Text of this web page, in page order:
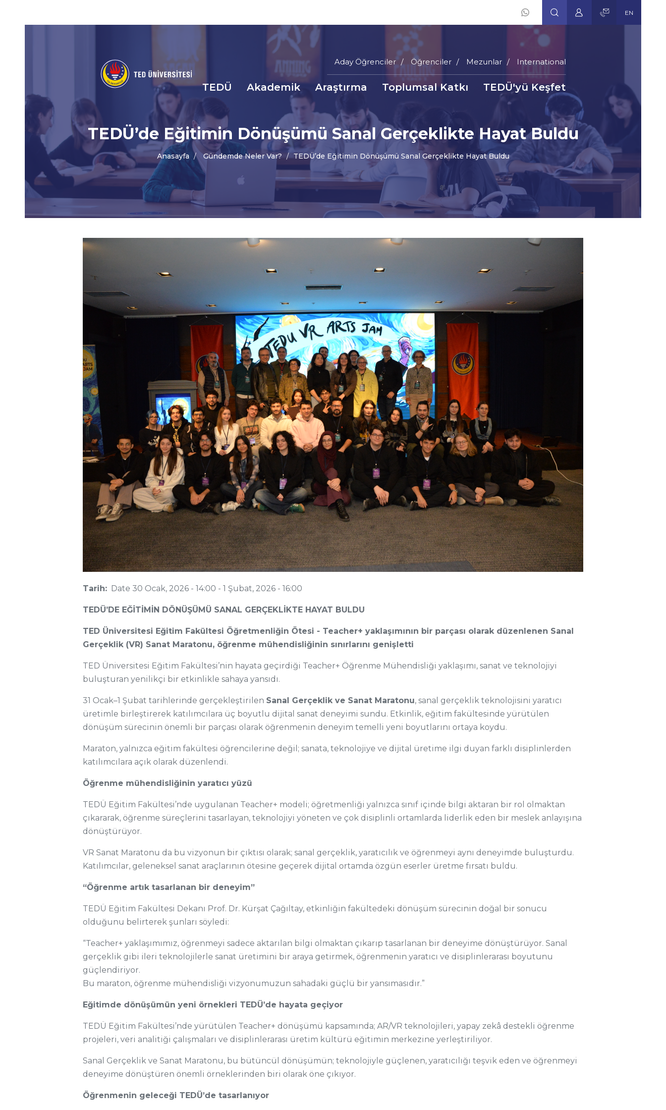
Social
EN
Main
Menu
Top
Aday Öğrenciler Öğrenciler Mezunlar International
gezinti
menüsü
TEDÜ Akademik Araştırma Toplumsal Katkı TEDÜ'yü Keşfet
TEDÜ’de Eğitimin Dönüşümü Sanal Gerçeklikte Hayat Buldu
Anasayfa Gündemde Neler Var? TEDÜ’de Eğitimin Dönüşümü Sanal Gerçeklikte Hayat Buldu
Tarih: Date 30 Ocak, 2026 - 14:00 - 1 Şubat, 2026 - 16:00
TEDÜ’DE EĞİTİMİN DÖNÜŞÜMÜ SANAL GERÇEKLİKTE HAYAT BULDU
TED Üniversitesi Eğitim Fakültesi Öğretmenliğin Ötesi - Teacher+ yaklaşımının bir parçası olarak düzenlenen Sanal
Gerçeklik (VR) Sanat Maratonu, öğrenme mühendisliğinin sınırlarını genişletti
TED Üniversitesi Eğitim Fakültesi’nin hayata geçirdiği Teacher+ Öğrenme Mühendisliği yaklaşımı, sanat ve teknolojiyi
buluşturan yenilikçi bir etkinlikle sahaya yansıdı.
31 Ocak–1 Şubat tarihlerinde gerçekleştirilen Sanal Gerçeklik ve Sanat Maratonu, sanal gerçeklik teknolojisini yaratıcı
üretimle birleştirerek katılımcılara üç boyutlu dijital sanat deneyimi sundu. Etkinlik, eğitim fakültesinde yürütülen
dönüşüm sürecinin önemli bir parçası olarak öğrenmenin deneyim temelli yeni boyutlarını ortaya koydu.
Maraton, yalnızca eğitim fakültesi öğrencilerine değil; sanata, teknolojiye ve dijital üretime ilgi duyan farklı disiplinlerden
katılımcılara açık olarak düzenlendi.
Öğrenme mühendisliğinin yaratıcı yüzü
TEDÜ Eğitim Fakültesi’nde uygulanan Teacher+ modeli; öğretmenliği yalnızca sınıf içinde bilgi aktaran bir rol olmaktan
çıkararak, öğrenme süreçlerini tasarlayan, teknolojiyi yöneten ve çok disiplinli ortamlarda liderlik eden bir meslek anlayışına
dönüştürüyor.
VR Sanat Maratonu da bu vizyonun bir çıktısı olarak; sanal gerçeklik, yaratıcılık ve öğrenmeyi aynı deneyimde buluşturdu.
Katılımcılar, geleneksel sanat araçlarının ötesine geçerek dijital ortamda özgün eserler üretme fırsatı buldu.
“Öğrenme artık tasarlanan bir deneyim”
TEDÜ Eğitim Fakültesi Dekanı Prof. Dr. Kürşat Çağıltay, etkinliğin fakültedeki dönüşüm sürecinin doğal bir sonucu
olduğunu belirterek şunları söyledi:
“Teacher+ yaklaşımımız, öğrenmeyi sadece aktarılan bilgi olmaktan çıkarıp tasarlanan bir deneyime dönüştürüyor. Sanal
gerçeklik gibi ileri teknolojilerle sanat üretimini bir araya getirmek, öğrenmenin yaratıcı ve disiplinlerarası boyutunu
güçlendiriyor.
Bu maraton, öğrenme mühendisliği vizyonumuzun sahadaki güçlü bir yansımasıdır.”
Eğitimde dönüşümün yeni örnekleri TEDÜ’de hayata geçiyor
TEDÜ Eğitim Fakültesi’nde yürütülen Teacher+ dönüşümü kapsamında; AR/VR teknolojileri, yapay zekâ destekli öğrenme
projeleri, veri analitiği çalışmaları ve disiplinlerarası üretim kültürü eğitimin merkezine yerleştiriliyor.
Sanal Gerçeklik ve Sanat Maratonu, bu bütüncül dönüşümün; teknolojiyle güçlenen, yaratıcılığı teşvik eden ve öğrenmeyi
deneyime dönüştüren önemli örneklerinden biri olarak öne çıkıyor.
Öğrenmenin geleceği TEDÜ’de tasarlanıyor